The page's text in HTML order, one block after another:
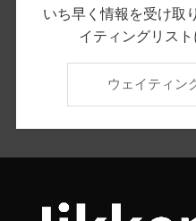
いち早く情報を受け取
イティングリスト
ウェイティン